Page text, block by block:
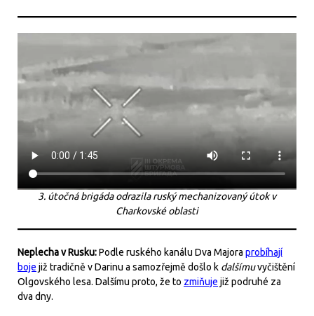
3. útočná brigáda odrazila ruský mechanizovaný útok v
Charkovské oblasti
Neplecha v Rusku:Podle ruského kanálu Dva Majora probíhají
boje již tradičně v Darinu a samozřejmě došlo k dalšímuvyčištění
Olgovského lesa. Dalšímu proto, že to zmiňuje již podruhé za
dva dny.